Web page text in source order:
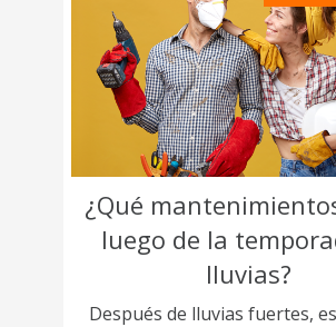
¿Qué
luego de la
lluvias?
Después de lluvias fuertes,